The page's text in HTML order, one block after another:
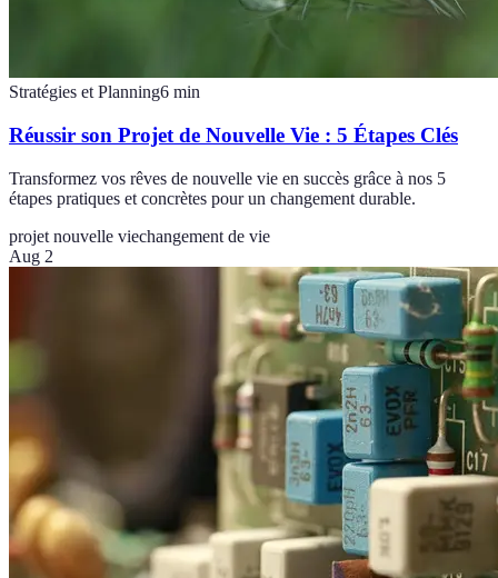
Stratégies et Planning6 min
Réussir son Projet de Nouvelle Vie : 5 Étapes Clés
Transformez vos rêves de nouvelle vie en succès grâce à nos 5
étapes pratiques et concrètes pour un changement durable.
projet nouvelle viechangement de vie
Aug 2